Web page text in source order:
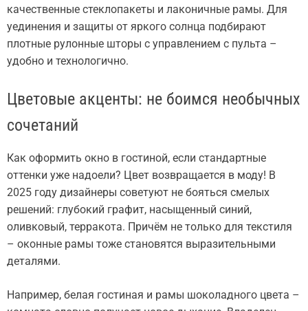
качественные стеклопакеты и лаконичные рамы. Для
уединения и защиты от яркого солнца подбирают
плотные рулонные шторы с управлением с пульта –
удобно и технологично.
Цветовые акценты: не боимся необычных
сочетаний
Как оформить окно в гостиной, если стандартные
оттенки уже надоели? Цвет возвращается в моду! В
2025 году дизайнеры советуют не бояться смелых
решений: глубокий графит, насыщенный синий,
оливковый, терракота. Причём не только для текстиля
– оконные рамы тоже становятся выразительными
деталями.
Например, белая гостиная и рамы шоколадного цвета –